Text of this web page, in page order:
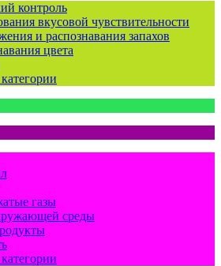
контроль
вкусовой чувствительности
и распознавания запахов
цвета
газы
среды